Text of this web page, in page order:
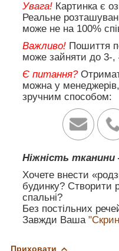
Увага! Картинка є
Реальне
може не на 100%
Важливо! Пошиття
може зайняти до 3-,
Є питання?
можна у
зручним способом:
Ніжність
Хочете внести
будинку? Створити
спальні?
Без постільних
Завжди Ваша
Приховати